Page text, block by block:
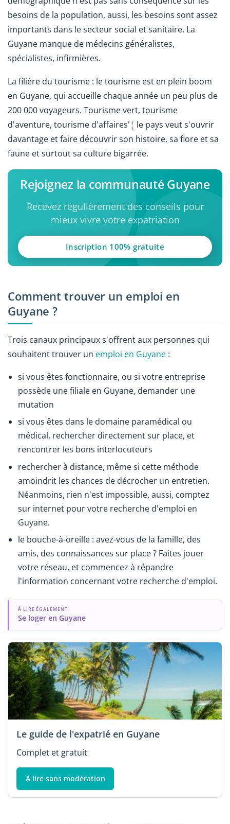
besoins de la population, aussi, les besoins sont assez
importants dans le secteur social et sanitaire. La
Guyane manque de médecins généralistes,
spécialistes, infirmières.
La filière du tourisme : le tourisme est en plein boom
en Guyane, qui accueille chaque année un peu plus de
200 000 voyageurs. Tourisme vert, tourisme
d'aventure, tourisme d'affaires'¦ le pays veut s'ouvrir
davantage et faire découvrir son histoire, sa flore et sa
faune et surtout sa culture bigarrée.
Rejoignez la communauté Guyane
Recevez régulièrement des conseils pour
mieux vivre votre expatriation
Inscription 100% gratuite
Comment trouver un emploi en
Guyane ?
Trois canaux principaux s'offrent aux personnes qui
souhaitent trouver un emploi en Guyane :
si vous êtes fonctionnaire, ou si votre entreprise
possède une filiale en Guyane, demander une
mutation
si vous êtes dans le domaine paramédical ou
médical, rechercher directement sur place, et
rencontrer les bons interlocuteurs
rechercher à distance, même si cette méthode
amoindrit les chances de décrocher un entretien.
Néanmoins, rien n'est impossible, aussi, comptez
sur internet pour votre recherche d'emploi en
Guyane.
le bouche-à-oreille : avez-vous de la famille, des
amis, des connaissances sur place ? Faites jouer
votre réseau, et commencez à répandre
l'information concernant votre recherche d'emploi.
À LIRE ÉGALEMENT
Se loger en Guyane
Le guide de l'expatrié en Guyane
Complet et gratuit
À lire sans modération